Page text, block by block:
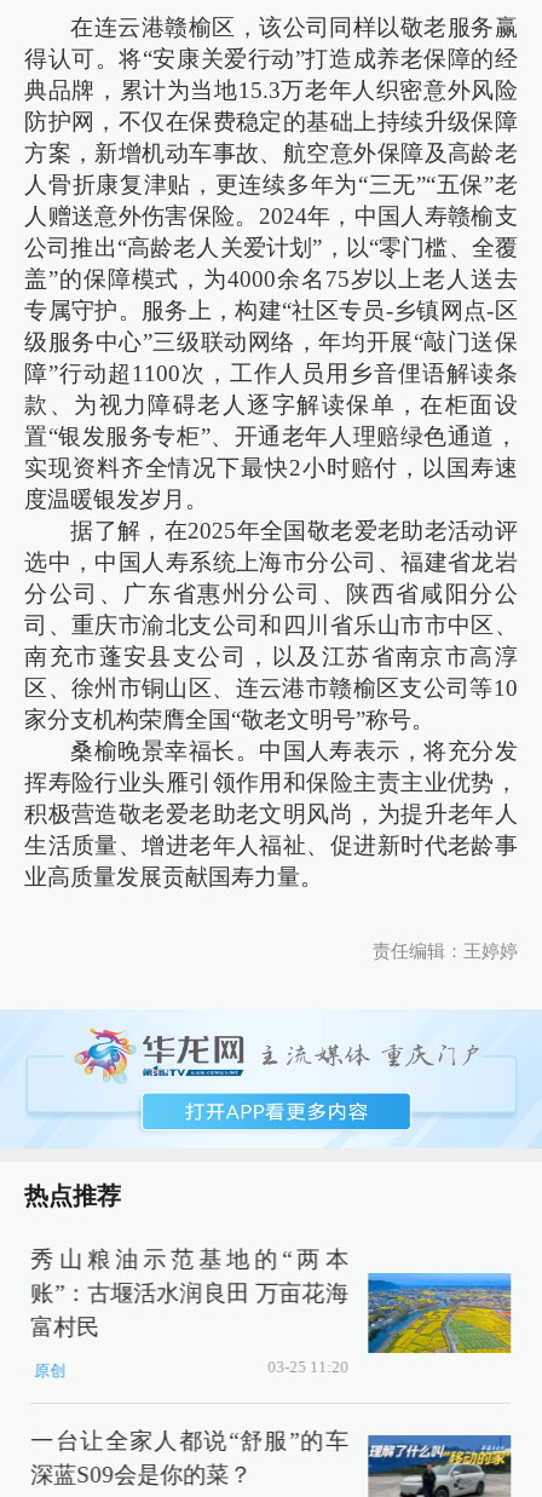
在连云港赣榆区，该公司同样以敬老服务赢
得认可。将“安康关爱行动”打造成养老保障的经
典品牌，累计为当地15.3万老年人织密意外风险
防护网，不仅在保费稳定的基础上持续升级保障
方案，新增机动车事故、航空意外保障及高龄老
人骨折康复津贴，更连续多年为“三无”“五保”老
人赠送意外伤害保险。2024年，中国人寿赣榆支
公司推出“高龄老人关爱计划”，以“零门槛、全覆
盖”的保障模式，为4000余名75岁以上老人送去
专属守护。服务上，构建“社区专员-乡镇网点-区
级服务中心”三级联动网络，年均开展“敲门送保
障”行动超1100次，工作人员用乡音俚语解读条
款、为视力障碍老人逐字解读保单，在柜面设
置“银发服务专柜”、开通老年人理赔绿色通道，
实现资料齐全情况下最快2小时赔付，以国寿速
度温暖银发岁月。
据了解，在2025年全国敬老爱老助老活动评
选中，中国人寿系统上海市分公司、福建省龙岩
分公司、广东省惠州分公司、陕西省咸阳分公
司、重庆市渝北支公司和四川省乐山市市中区、
南充市蓬安县支公司，以及江苏省南京市高淳
区、徐州市铜山区、连云港市赣榆区支公司等10
家分支机构荣膺全国“敬老文明号”称号。
桑榆晚景幸福长。中国人寿表示，将充分发
挥寿险行业头雁引领作用和保险主责主业优势，
积极营造敬老爱老助老文明风尚，为提升老年人
生活质量、增进老年人福祉、促进新时代老龄事
业高质量发展贡献国寿力量。
责任编辑：王婷婷
热点推荐
秀山粮油示范基地的“两本
账”：古堰活水润良田 万亩花海
富村民
原创 03-25 11:20
一台让全家人都说“舒服”的车
深蓝S09会是你的菜？